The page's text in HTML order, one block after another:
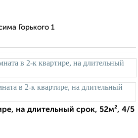
Горького 1
на длительный срок, 52м², 4/5